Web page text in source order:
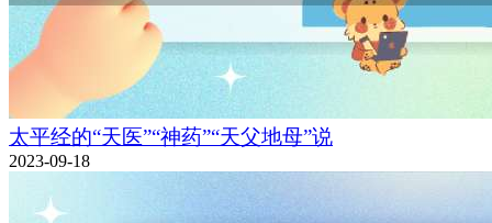
太平经的“天医”“神药”“天父地母”说
2023-09-18